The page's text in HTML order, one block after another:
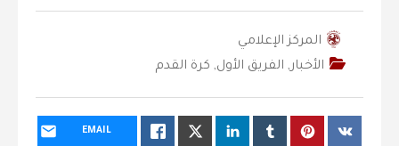
المركز الإعلامي
الأخبار, الفريق الأول, كرة القدم
EMAIL